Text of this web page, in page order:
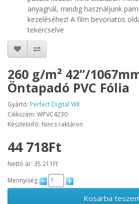
anyagnál, mindig használjunk
kezeléséhez! A film bevonatos
tekercselve
260 g/m² 42”/
Öntapadó PVC Fólia
Gyártó: Perfect Digital WR
Cikkszám: WPVC4230
Készletinfó: Nincs raktáron
44 718Ft
Nettó ár: 35 211Ft
Mennyiség
Kosárba